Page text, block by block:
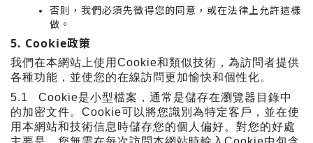
否則，我們必須先徵得您的同意，或在法律上允許這樣
做。
5. Cookie政策
我們在本網站上使用 Cookie和類似技術，為訪問者提供
各種功能，並使您的在線訪問更加愉快和個性化。
5.1 Cookie是小型檔案，通常是儲存在瀏覽器目錄中
的加密文件。 Cookie可以將您識別為特定客戶，並在使
用本網站和技術信息時儲存您的個人偏好。對您的好處